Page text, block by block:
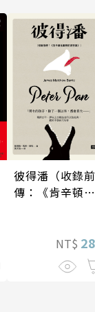
彼得潘（收錄前
傳：《肯辛頓花
NT$